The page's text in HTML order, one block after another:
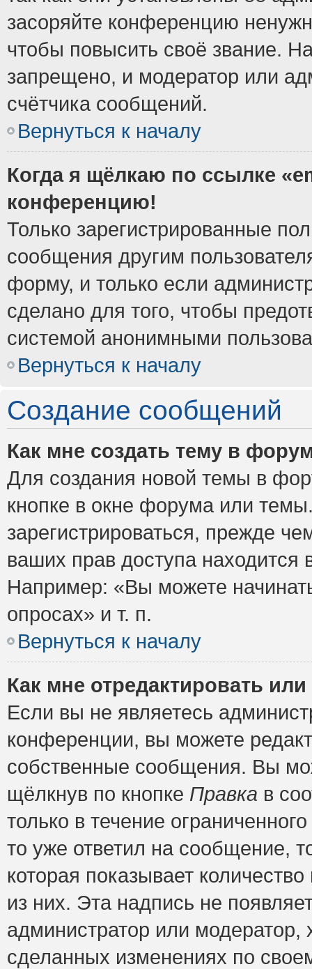
засоряйте конференцию
чтобы повысить своё звание.
запрещено, и модератор или
счётчика сообщений.
Вернуться к началу
Когда я щёлкаю по ссылке
конференцию!
Только зарегистрированные
сообщения другим
форму, и только если
сделано для того, чтобы
системой анонимными
Вернуться к началу
Создание сообщений
Как мне создать тему в
Для создания новой темы в
кнопке в окне форума или
зарегистрироваться, прежде
ваших прав доступа
Например: «Вы можете
опросах» и т. п.
Вернуться к началу
Как мне отредактировать
Если вы не являетесь
конференции, вы можете
собственные сообщения. Вы
щёлкнув по кнопке Правка в
только в течение
то уже ответил на сообщение,
которая показывает
из них. Эта надпись не
администратор или модератор,
сделанных изменениях по